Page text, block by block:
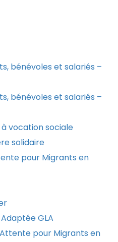
bénévoles et salariés –
bénévoles et salariés –
vocation sociale
solidaire
pour Migrants en
GLA
pour Migrants en